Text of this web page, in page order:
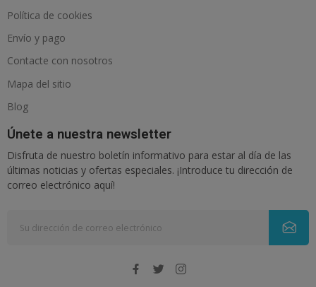
Política de cookies
Envío y pago
Contacte con nosotros
Mapa del sitio
Blog
Únete a nuestra newsletter
Disfruta de nuestro boletín informativo para estar al día de las
últimas noticias y ofertas especiales. ¡Introduce tu dirección de
correo electrónico aquí!